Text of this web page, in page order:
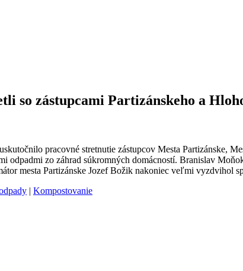
so zástupcami Partizánskeho a
pracovné stretnutie zástupcov Mesta
odpadmi zo záhrad súkromných domácností. Branislav
mesta Partizánske Jozef Božik nakoniec veľmi vyzdvihol
| Kompostovanie